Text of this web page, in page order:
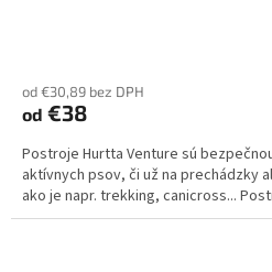
od €30,89 bez DPH
od €38
Postroje Hurtta Venture sú
aktívnych psov, či už na prechádzky
ako je napr. trekking, canicross...